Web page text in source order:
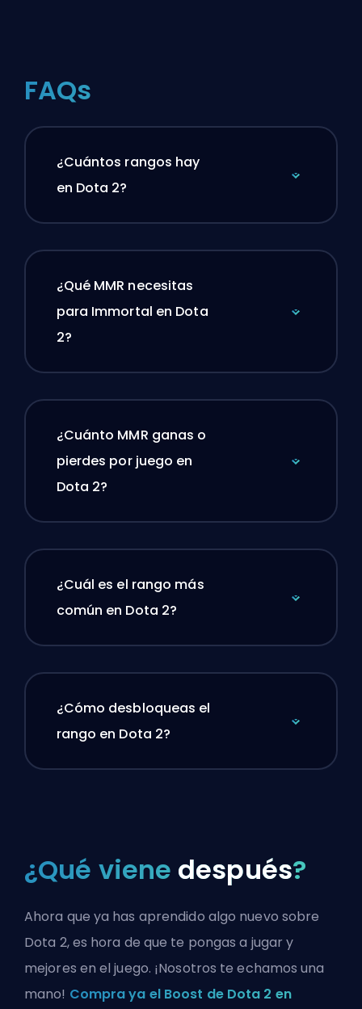
FAQs
¿Cuántos rangos hay
en Dota 2?
¿Qué MMR necesitas
para Immortal en Dota
2?
¿Cuánto MMR ganas o
pierdes por juego en
Dota 2?
¿Cuál es el rango más
común en Dota 2?
¿Cómo desbloqueas el
rango en Dota 2?
¿Qué viene después?
Ahora que ya has aprendido algo nuevo sobre
Dota 2, es hora de que te pongas a jugar y
mejores en el juego. ¡Nosotros te echamos una
mano! Compra ya el Boost de Dota 2 en